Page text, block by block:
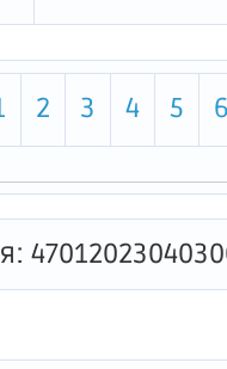
2 3 4 5